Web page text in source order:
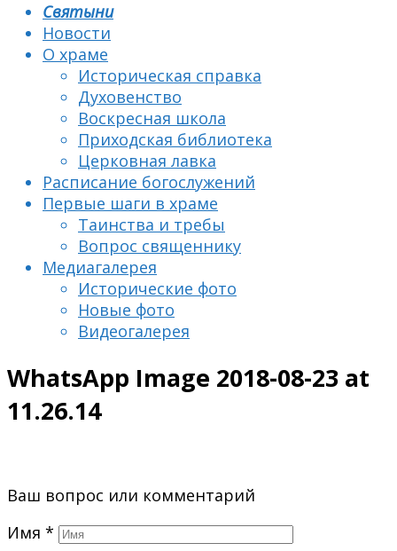
Святыни
Новости
О храме
Историческая справка
Духовенство
Воскресная школа
Приходская библиотека
Церковная лавка
Расписание богослужений
Первые шаги в храме
Таинства и требы
Вопрос священнику
Медиагалерея
Исторические фото
Новые фото
Видеогалерея
WhatsApp Image 2018-08-23 at
11.26.14
Ваш вопрос или комментарий
Имя *